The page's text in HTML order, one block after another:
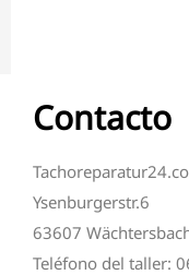
Contacto
Ysenburgerstr.6
63607
Teléfono del taller: